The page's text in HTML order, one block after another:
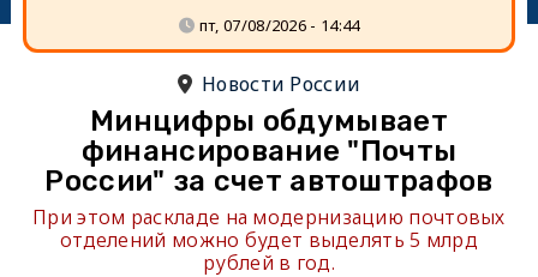
пт, 07/08/2026 - 14:44
Новости России
Минцифры обдумывает
финансирование "Почты
России" за счет автоштрафов
При этом раскладе на модернизацию почтовых
отделений можно будет выделять 5 млрд
рублей в год.